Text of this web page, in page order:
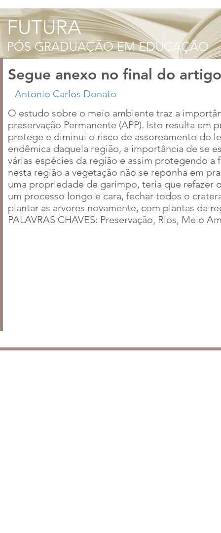
Segue anexo no final do
O estudo sobre o meio ambiente traz a
preservação Permanente (APP). Isto resulta em
protege e diminui o risco de assoreamento do
endêmica daquela região, a importância de se
várias espécies da região e assim protegendo
nesta região a vegetação não se reponha em
uma propriedade de garimpo, teria que refazer
um processo longo e cara, fechar todos o
plantar as arvores novamente, com plantas da
PALAVRAS CHAVES: Preservação, Rios, Meio